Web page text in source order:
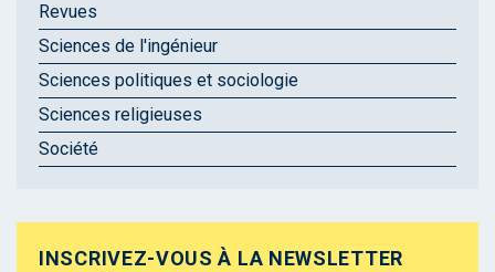
Revues
Sciences de l'ingénieur
Sciences politiques et sociologie
Sciences religieuses
Société
INSCRIVEZ-VOUS À LA NEWSLETTER